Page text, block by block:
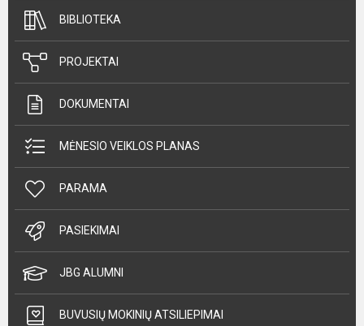
BIBLIOTEKA
PROJEKTAI
DOKUMENTAI
MĖNESIO VEIKLOS PLANAS
PARAMA
PASIEKIMAI
JBG ALUMNI
BUVUSIŲ MOKINIŲ ATSILIEPIMAI